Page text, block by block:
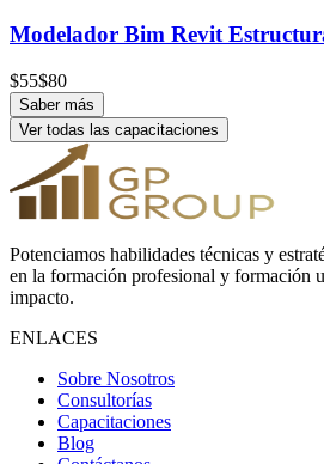
Modelador Bim Revit
$55$80
Saber más
Ver todas las capacitaciones
Potenciamos habilidades técnicas y
en la formación profesional y formación
impacto.
ENLACES
Sobre Nosotros
Consultorías
Capacitaciones
Blog